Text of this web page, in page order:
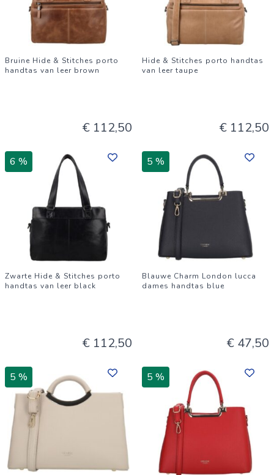
Bruine Hide & Stitches porto
handtas van leer brown
€ 112,50
Hide & Stitches porto handtas
van leer taupe
€ 112,50
6 %
Zwarte Hide & Stitches porto
handtas van leer black
€ 112,50
5 %
Blauwe Charm London lucca
dames handtas blue
€ 47,50
5 % 5 %